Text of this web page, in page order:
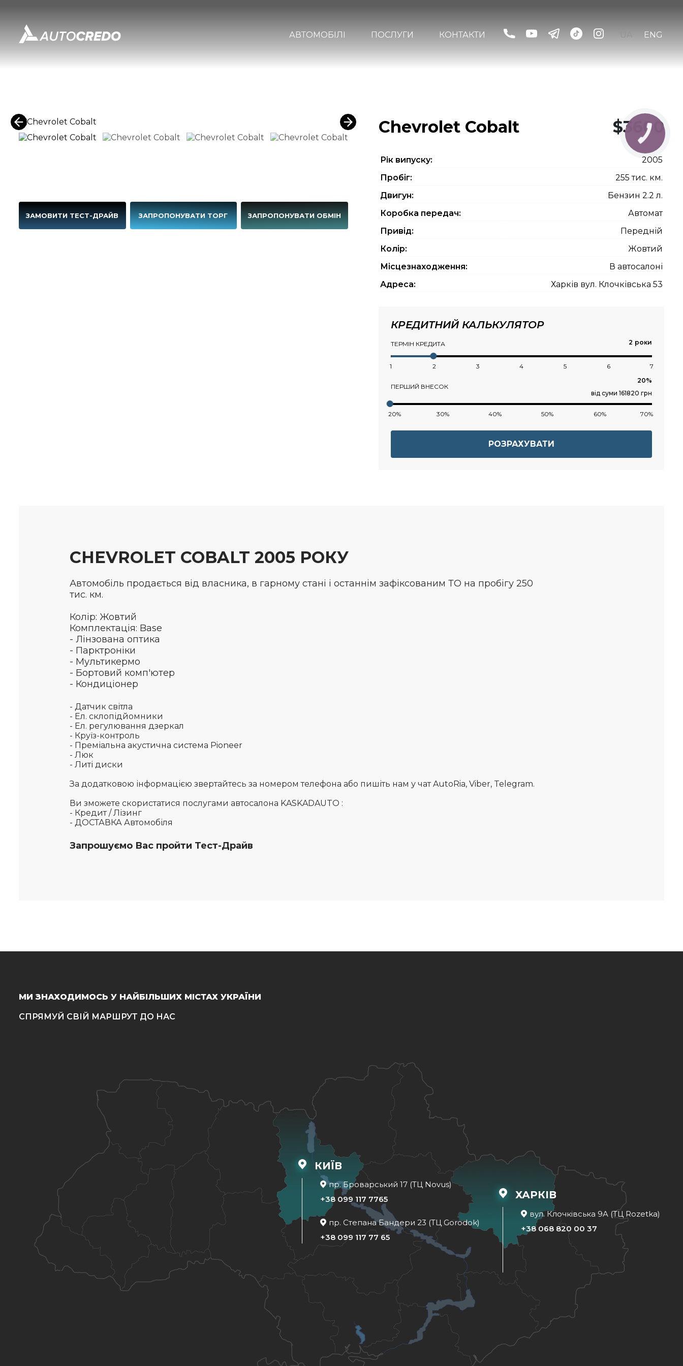
АВТОМОБІЛІ ПОСЛУГИ КОНТАКТИ ENG
ЗАМОВИТИ ТЕСТ-ДРАЙВ ЗАПРОПОНУВАТИ ТОРГ ЗАПРОПОНУВАТИ ОБМІН
Chevrolet Cobalt $3600
Рiк випуску:
2005
Пробіг:
255 тис. км.
Двигун:
Бензин 2.2 л.
Коробка передач:
Автомат
Привід:
Передній
Колір:
Жовтий
Місцезнаходження:
В автосалоні
Адреса:
Харків вул. Клочківська 53
КРЕДИТНИЙ КАЛЬКУЛЯТОР
ТЕРМІН КРЕДИТА роки
1 2 3 4 5 6 7
ПЕРШИЙ ВНЕСОК
від суми 161820 грн
20% 30% 40% 50% 60% 70%
РОЗРАХУВАТИ
CHEVROLET COBALT 2005 РОКУ
Автомобіль продається від власника, в гарному стані і останнім зафіксованим ТО на пробігу 250
тис. км.
Колір: Жовтий
Комплектація: Base
- Лінзована оптика
- Парктроніки
- Мультикермо
- Бортовий комп'ютер
- Кондиціонер
- Датчик світла
- Ел. склопідйомники
- Ел. регулювання дзеркал
- Круїз-контроль
- Преміальна акустична система Pioneer
- Люк
- Литі диски
За додатковою інформацією звертайтесь за номером телефона або пишіть нам у чат AutoRia, Viber, Telegram.
Ви зможете скористатися послугами автосалона KASKADAUTO :
- Кредит / Лізинг
- ДОСТАВКА Автомобіля
Запрошуємо Вас пройти Тест-Драйв
МИ ЗНАХОДИМОСЬ У НАЙБІЛЬШИХ МІСТАХ УКРАЇНИ
СПРЯМУЙ СВІЙ МАРШРУТ ДО НАС
КИЇВ
пр. Броварський 17 (ТЦ Novus)
+38 099 117 7765
пр. Степана Бандери 23 (ТЦ Gorodok)
+38 099 117 77 65
ХАРКІВ
вул. Клочківська 9A (ТЦ Rozetka)
+38 068 820 00 37